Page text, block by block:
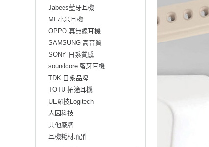
Jabees藍牙耳機
MI 小米耳機
OPPO 真無線耳機
SAMSUNG 高音質
SONY 日系質感
soundcore 藍牙耳機
TDK 日系品牌
TOTU 拓途耳機
UE羅技Logitech
人因科技
其他廠牌
耳機耗材.配件